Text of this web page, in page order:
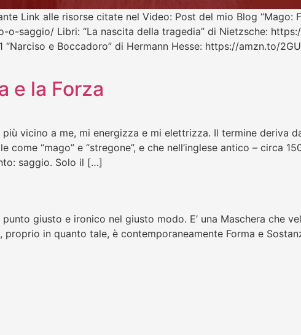
Link alle risorse citate nel Video: Post del mio Blog “Mago:
saggio/ Libri: “La nascita della tragedia” di Nietzsche:
e Boccadoro” di Hermann Hesse: https://amzn.to/
e la Forza
vicino a me, mi energizza e mi elettrizza. Il termine deriva
“mago” e “stregone”, e che nell’inglese antico – circa
saggio. Solo il […]
giusto e ironico nel giusto modo. E’ una Maschera che
in quanto tale, è contemporaneamente Forma e